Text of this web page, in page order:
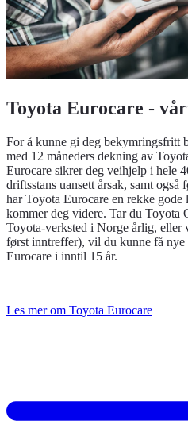
Toyota Eurocare -
For å kunne gi deg bekymringsfritt
med 12 måneders dekning av
Eurocare sikrer deg veihjelp i hele
driftsstans uansett årsak, samt
har Toyota Eurocare en rekke
kommer deg videre. Tar du Toyota
Toyota-verksted i Norge årlig, eller
først inntreffer), vil du kunne få nye
Eurocare i inntil 15 år.
Les mer om Toyota Eurocare